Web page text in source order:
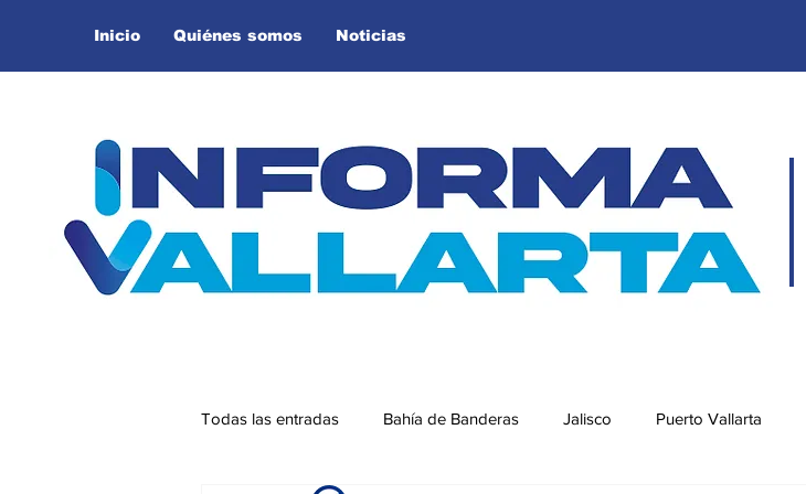
Inicio Quiénes somos Noticias
Todas las entradas Bahía de Banderas Jalisco Puerto Vallarta